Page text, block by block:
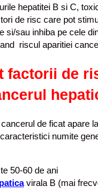
hepatitei B si C,
de risc care pot
si/sau inhiba pe cele
riscul aparitiei
factorii de
de ficat apare
numite
50-60 de ani
virala B (mai